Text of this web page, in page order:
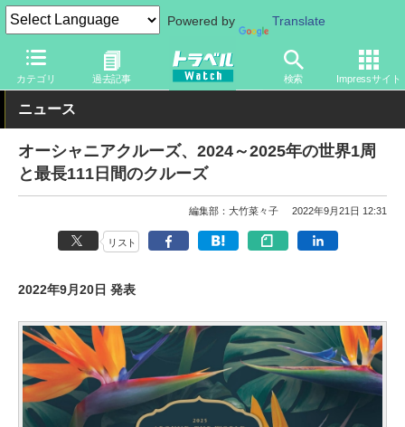
Powered by Translate
カテゴリ 過去記事 検索 Impressサイト
トラベル Watch 旅の方法 船旅 客船
ニュース
オーシャニアクルーズ、2024～2025年の世界1周
と最長111日間のクルーズ
編集部：大竹菜々子 2022年9月21日 12:31
リスト
2022年9月20日 発表